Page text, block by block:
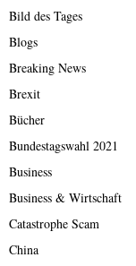
Bild des Tages
Blogs
Breaking News
Brexit
Bücher
Bundestagswahl 2021
Business
Business & Wirtschaft
Catastrophe Scam
China